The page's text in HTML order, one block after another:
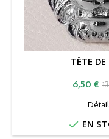
TÊTE DE
Prix
6,50 €
 EN